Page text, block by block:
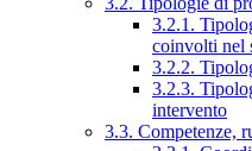
3.2.1.
coinvolti nel
3.2.2.
3.2.3.
intervento
3.3. Competenze,